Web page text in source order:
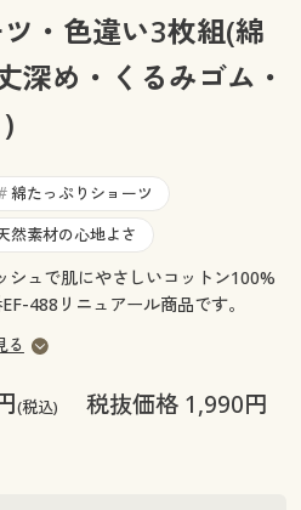
わせ
・色違い3枚組(綿
深め・くるみゴム・
綿たっぷりショーツ
然素材の心地よさ
シュで肌にやさしいコットン100%
488リニュアール商品です。
る
(税込)
税抜価格 1,990円